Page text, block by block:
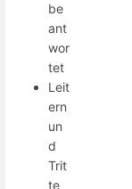
be
ant
wor
tet
Leit
ern
un
d
Trit
te